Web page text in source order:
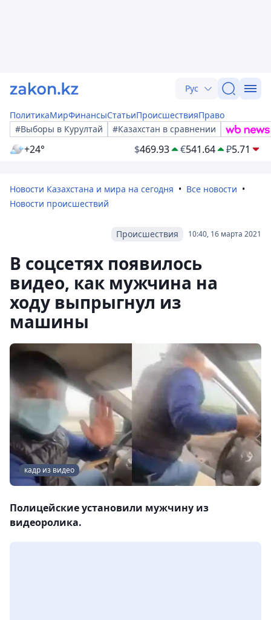
Рус
ПолитикаМирФинансыСтатьиПроисшествияПраво
#Выборы в Курултай
#Казахстан в сравнении
+24° $469.93 €541.64 ₽5.71
Новости Казахстана и мира на сегодня
Все новости
Новости происшествий
10:40, 16 марта 2021
Происшествия
В соцсетях появилось
видео, как мужчина на
ходу выпрыгнул из
машины
кадр из видео
Полицейские установили мужчину из
видеоролика.